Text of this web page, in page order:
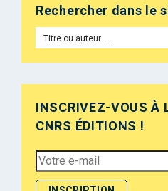
Rechercher dans le
INSCRIVEZ-VOUS À
CNRS ÉDITIONS !